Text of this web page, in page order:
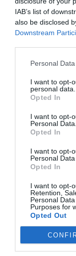
IAB’s list of
also be disclosed
Downstream
Personal
I want to opt-
personal data.
Opted In
I want to opt-
Personal Data.
Opted In
I want to opt-
Personal
Opted In
I want to opt-
Retention,
Personal
Purposes for
Opted Out
2Playbook
Oss Fitness